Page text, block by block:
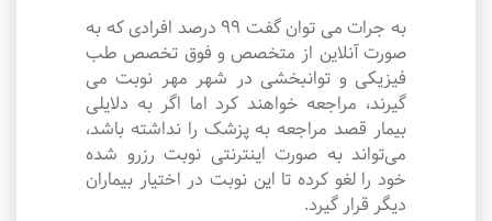
به جرات می‌ توان گفت ۹۹ درصد افرادی که به
صورت آنلاین از متخصص و فوق تخصص طب
فیزیکی و توانبخشی در شهر مهر نوبت می
گیرند، مراجعه خواهند کرد اما اگر به دلایلی
بیمار قصد مراجعه به پزشک را نداشته باشد،
می‌تواند به صورت اینترنتی نوبت رزرو شده
خود را لغو کرده تا این نوبت در اختیار بیماران
دیگر قرار گیرد.